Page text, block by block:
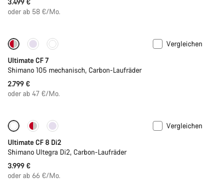
oder ab 58 €/Mo.
Neue Verfügbarkeiten
Vergleichen
Ultimate CF 7
Shimano 105 mechanisch, Carbon-Laufräder
2.799 €
oder ab 47 €/Mo.
Neue Verfügbarkeiten
Vergleichen
Ultimate CF 8 Di2
Shimano Ultegra Di2, Carbon-Laufräder
3.999 €
oder ab 66 €/Mo.